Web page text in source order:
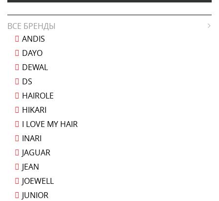
ВСЕ БРЕНДЫ
ANDIS
DAYO
DEWAL
DS
HAIROLE
HIKARI
I LOVE MY HAIR
INARI
JAGUAR
JEAN
JOEWELL
JUNIOR